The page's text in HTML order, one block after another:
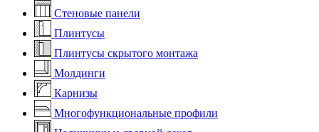
Стеновые панели
Плинтусы
Плинтусы скрытого монтажа
Молдинги
Карнизы
Многофункциональные профили